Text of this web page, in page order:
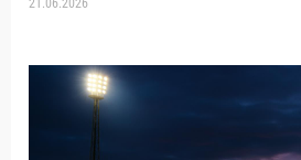
21.06.2026